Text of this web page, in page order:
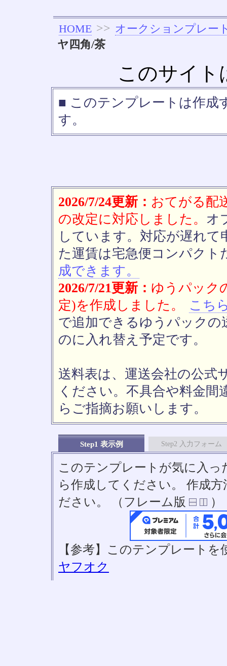
HOME >> オークションプレー
ヤ四角/茶
このサイト
■ このテンプレートは作成
す。
2026/7/24更新： おてがる配
の改定に対応しました。 オ
しています。対応が遅れ
た運賃は宅急便コンパクト
成できます。
2026/7/21更新： ゆうパック
定)を作成しました。
こち
で追加できるゆうパックの
のに入れ替え予定です。
送料表は、運送会社の公式
ください。不具合や料金間
らご指摘お願いします。
Step1 表示例 Step2 入力フォーム
このテンプレートが気に入っ
ら作成してください。 作成
ださい。 （フレーム版
）
【参考】このテンプレート
ヤフオク